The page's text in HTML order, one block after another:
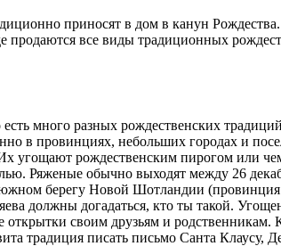
приносят в дом в канун
все виды традиционных
много разных рождественских
в провинциях, небольших городах и
угощают рождественским пирогом или
Ряженые обычно выходят между 26
берегу Новой Шотландии
должны догадаться, кто ты такой.
своим друзьям и
традиция писать письмо Санта